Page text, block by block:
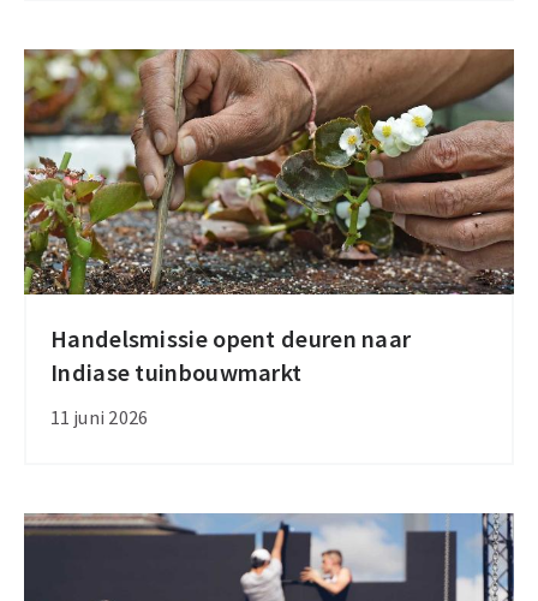
de
helft
van
de
economische
groei
Handelsmissie opent deuren naar
Indiase tuinbouwmarkt
11 juni 2026
Handelsmissie
opent
deuren
tuinbouwmarkt